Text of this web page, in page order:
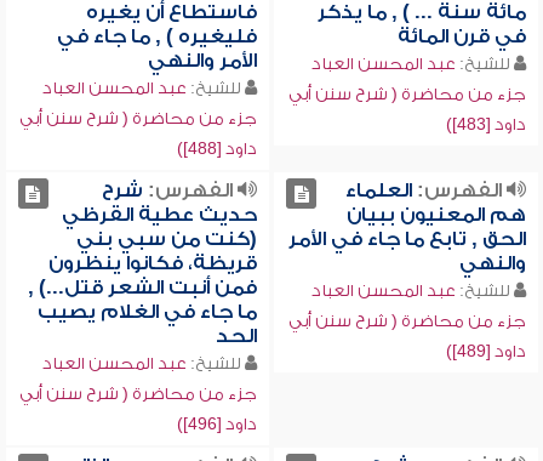
مائة سنة ... ) , ما يذكر
في قرن المائة
للشيخ: عبد المحسن العباد
جزء من محاضرة ( شرح سنن أبي
داود [483])
فاستطاع أن يغيره
فليغيره ) , ما جاء في
الأمر والنهي
للشيخ: عبد المحسن العباد
جزء من محاضرة ( شرح سنن أبي
داود [488])
الفهرس:العلماء
هم المعنيون ببيان
الحق , تابع ما جاء في الأمر
والنهي
للشيخ: عبد المحسن العباد
جزء من محاضرة ( شرح سنن أبي
داود [489])
الفهرس: شرح
حديث عطية القرظي
(كنت من سبي بني
قريظة، فكانوا ينظرون
فمن أنبت الشعر قتل...) ,
ما جاء في الغلام يصيب
الحد
للشيخ: عبد المحسن العباد
جزء من محاضرة ( شرح سنن أبي
داود [496])